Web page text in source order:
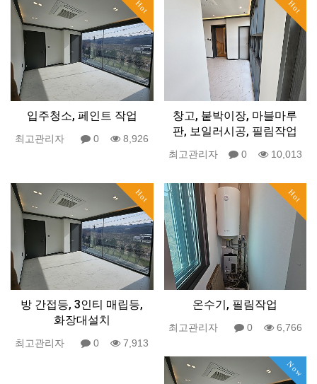
Hot
입주청소, 페인트 작업
최고관리자 0 8,926
Hot
창고, 붙박이장, 마블마루
판, 보일러시공, 필림작업
최고관리자 0 10,013
Hot
방 간접등, 3인티 매립등,
화장대설치
최고관리자 0 7,913
Hot
온수기, 필림작업
최고관리자 0 6,766
Now